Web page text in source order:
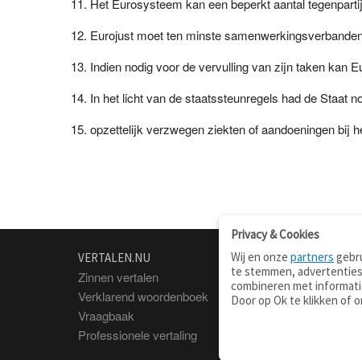
Het Eurosysteem kan een beperkt aantal
Eurojust moet ten minste
Indien nodig voor de vervulling van zijn taken kan
In het licht van de staatssteunregels had de Staat
opzettelijk verzwegen ziekten of aandoeningen bij
VERTALEN.NU
Zinnen vertalen
Verklarend woordenboek
Vraagbaak
Professionele vertaling
OVER
Over deze site
Contact
Privacy & Cookies
Wij en onze partners
te stemmen,
combineren met
Door op Ok te klikken of